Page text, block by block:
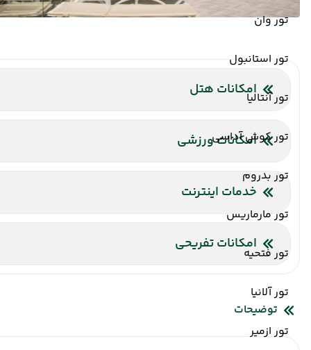
تور وان
تور استانبول
تور آنتالیا
تور کوش آداسی
تور بدروم
تور مارماریس
تور فتحیه
تور آلانیا
تور ازمیر
امکانات هتل
خدمات 24 ساعته در اتاق خشکشویی ماساژ بار
امکانات ورزشی
استخر سرباز استخر سرپوشیده تنیس سونا
خدمات اینترنت
اینترنت بیسیم رایگان در لابی اینترنت بیسیم رایگان در
امکانات تفریحی
حمام ترکی
توضیحات